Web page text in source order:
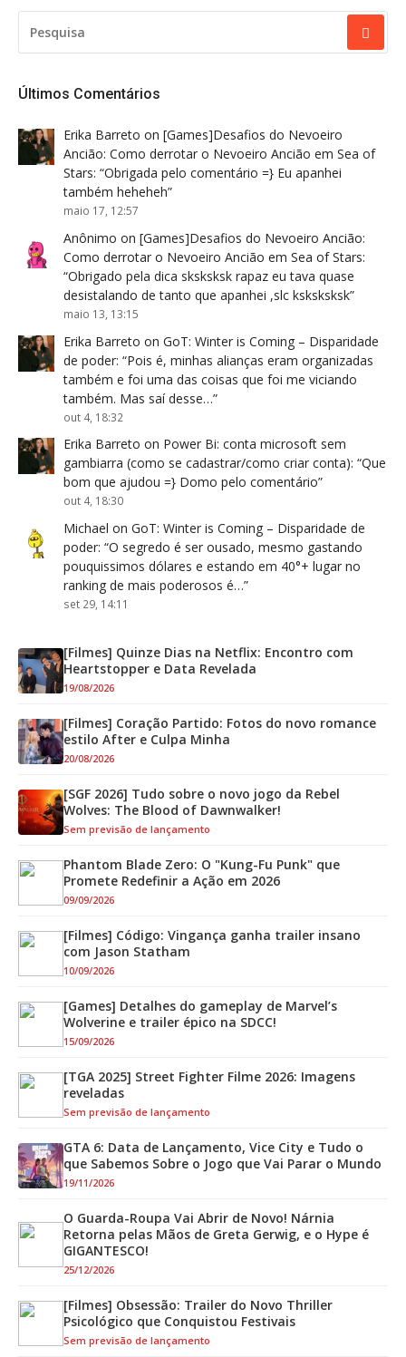
POR:
Últimos Comentários
Erika Barreto on [Games]Desafios do Nevoeiro
Ancião: Como derrotar o Nevoeiro Ancião em Sea of
Stars: “Obrigada pelo comentário =} Eu apanhei
também heheheh”
maio 17, 12:57
Anônimo on [Games]Desafios do Nevoeiro Ancião:
Como derrotar o Nevoeiro Ancião em Sea of Stars:
“Obrigado pela dica sksksksk rapaz eu tava quase
desistalando de tanto que apanhei ,slc ksksksksk”
maio 13, 13:15
Erika Barreto on GoT: Winter is Coming – Disparidade
de poder: “Pois é, minhas alianças eram organizadas
também e foi uma das coisas que foi me viciando
também. Mas saí desse…”
out 4, 18:32
Erika Barreto on Power Bi: conta microsoft sem
gambiarra (como se cadastrar/como criar conta): “Que
bom que ajudou =} Domo pelo comentário”
out 4, 18:30
Michael on GoT: Winter is Coming – Disparidade de
poder: “O segredo é ser ousado, mesmo gastando
pouquissimos dólares e estando em 40°+ lugar no
ranking de mais poderosos é…”
set 29, 14:11
[Filmes] Quinze Dias na Netflix: Encontro com
Heartstopper e Data Revelada
19/08/2026
[Filmes] Coração Partido: Fotos do novo romance
estilo After e Culpa Minha
20/08/2026
[SGF 2026] Tudo sobre o novo jogo da Rebel
Wolves: The Blood of Dawnwalker!
Sem previsão de lançamento
Phantom Blade Zero: O "Kung-Fu Punk" que
Promete Redefinir a Ação em 2026
09/09/2026
[Filmes] Código: Vingança ganha trailer insano
com Jason Statham
10/09/2026
[Games] Detalhes do gameplay de Marvel’s
Wolverine e trailer épico na SDCC!
15/09/2026
[TGA 2025] Street Fighter Filme 2026: Imagens
reveladas
Sem previsão de lançamento
GTA 6: Data de Lançamento, Vice City e Tudo o
que Sabemos Sobre o Jogo que Vai Parar o Mundo
19/11/2026
O Guarda-Roupa Vai Abrir de Novo! Nárnia
Retorna pelas Mãos de Greta Gerwig, e o Hype é
GIGANTESCO!
25/12/2026
[Filmes] Obsessão: Trailer do Novo Thriller
Psicológico que Conquistou Festivais
Sem previsão de lançamento